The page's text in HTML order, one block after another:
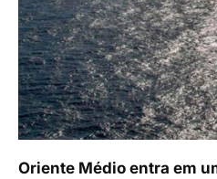
Oriente Médio entra em